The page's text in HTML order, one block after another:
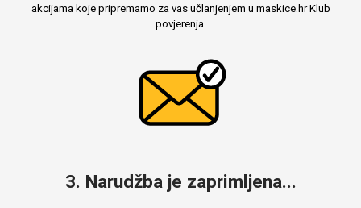
akcijama koje pripremamo za vas učlanjenjem u maskice.hr Klub
povjerenja.
3. Narudžba je zaprimljena...